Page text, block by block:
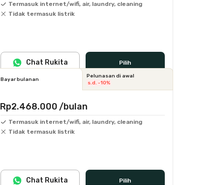
Termasuk internet/wifi, air, laundry, cleaning
Tidak termasuk listrik
Pilih
Chat Rukita
Bayar bulanan
Pelunasan di awal
s.d. -10%
Rp2.468.000 /bulan
Termasuk internet/wifi, air, laundry, cleaning
Tidak termasuk listrik
Pilih
Chat Rukita